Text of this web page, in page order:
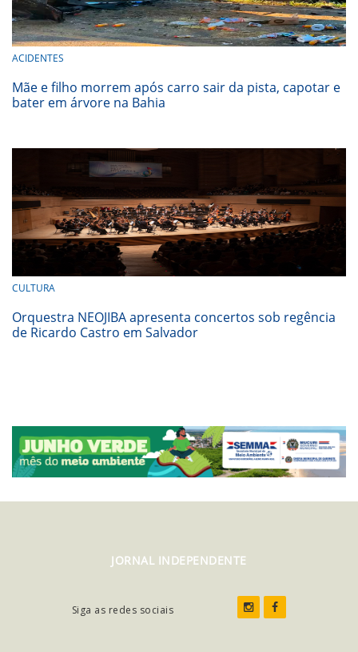
ACIDENTES
Mãe e filho morrem após carro sair da pista, capotar e
bater em árvore na Bahia
CULTURA
Orquestra NEOJIBA apresenta concertos sob regência
de Ricardo Castro em Salvador
JORNAL INDEPENDENTE
Siga as redes sociais